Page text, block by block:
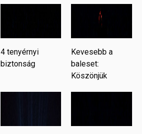
4 tenyérnyi
biztonság
Kevesebb a
baleset:
Köszönjük